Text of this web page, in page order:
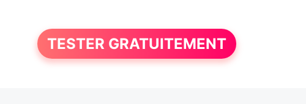
TESTER GRATUITEMENT